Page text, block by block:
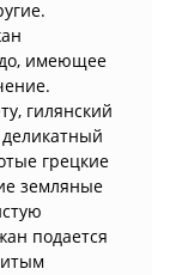
имеющее
гилянский
грецкие
земляные
подается